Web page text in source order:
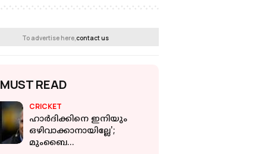
To advertise here, contact us
MUST READ
CRICKET
ഹാർദിക്കിനെ ഇനിയും
ഒഴിവാക്കാനായില്ലേ';
മുംബൈ